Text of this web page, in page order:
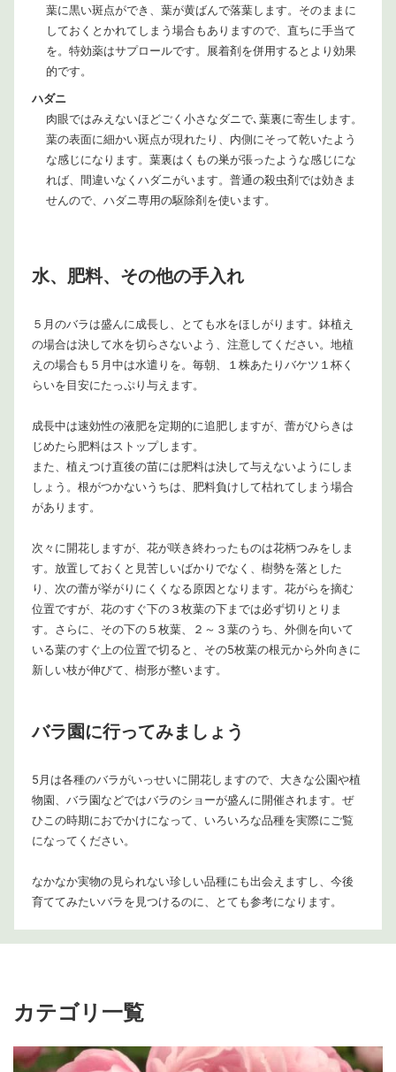
葉に黒い斑点ができ、葉が黄ばんで落葉します。そのままに
しておくとかれてしまう場合もありますので、直ちに手当て
を。特効薬はサプロールです。展着剤を併用するとより効果
的です。
ハダニ
肉眼ではみえないほどごく小さなダニで､葉裏に寄生します。
葉の表面に細かい斑点が現れたり、内側にそって乾いたよう
な感じになります。葉裏はくもの巣が張ったような感じにな
れば、間違いなくハダニがいます。普通の殺虫剤では効きま
せんので、ハダニ専用の駆除剤を使います。
水、肥料、その他の手入れ
５月のバラは盛んに成長し、とても水をほしがります。鉢植え
の場合は決して水を切らさないよう、注意してください。地植
えの場合も５月中は水遣りを。毎朝、１株あたりバケツ１杯く
らいを目安にたっぷり与えます。
成長中は速効性の液肥を定期的に追肥しますが、蕾がひらきは
じめたら肥料はストップします。
また、植えつけ直後の苗には肥料は決して与えないようにしま
しょう。根がつかないうちは、肥料負けして枯れてしまう場合
があります。
次々に開花しますが、花が咲き終わったものは花柄つみをしま
す。放置しておくと見苦しいばかりでなく、樹勢を落とした
り、次の蕾が挙がりにくくなる原因となります。花がらを摘む
位置ですが、花のすぐ下の３枚葉の下までは必ず切りとりま
す。さらに、その下の５枚葉、２～３葉のうち、外側を向いて
いる葉のすぐ上の位置で切ると、その5枚葉の根元から外向きに
新しい枝が伸びて、樹形が整います。
バラ園に行ってみましょう
5月は各種のバラがいっせいに開花しますので、大きな公園や植
物園、バラ園などではバラのショーが盛んに開催されます。ぜ
ひこの時期におでかけになって、いろいろな品種を実際にご覧
になってください。
なかなか実物の見られない珍しい品種にも出会えますし、今後
育ててみたいバラを見つけるのに、とても参考になります。
カテゴリ一覧